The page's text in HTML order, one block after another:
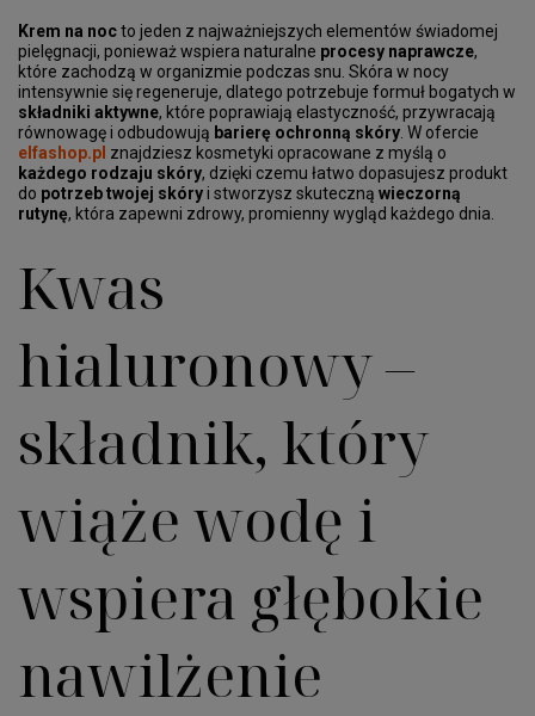
Krem na nocto jeden z najważniejszych elementów świadomej
pielęgnacji, ponieważ wspiera naturalne procesy naprawcze,
które zachodzą w organizmie podczas snu. Skóra w nocy
intensywnie się regeneruje, dlatego potrzebuje formuł bogatych w
składniki aktywne, które poprawiają elastyczność, przywracają
równowagę i odbudowują barierę ochronną skóry . W ofercie
elfashop.pl znajdziesz kosmetyki opracowane z myślą o
każdego rodzaju skóry, dzięki czemu łatwo dopasujesz produkt
do potrzeb twojej skóryi stworzysz skuteczną wieczorną
rutynę, która zapewni zdrowy, promienny wygląd każdego dnia.
Kwas
hialuronowy –
składnik, który
wiąże wodę i
wspiera głębokie
nawilżenie